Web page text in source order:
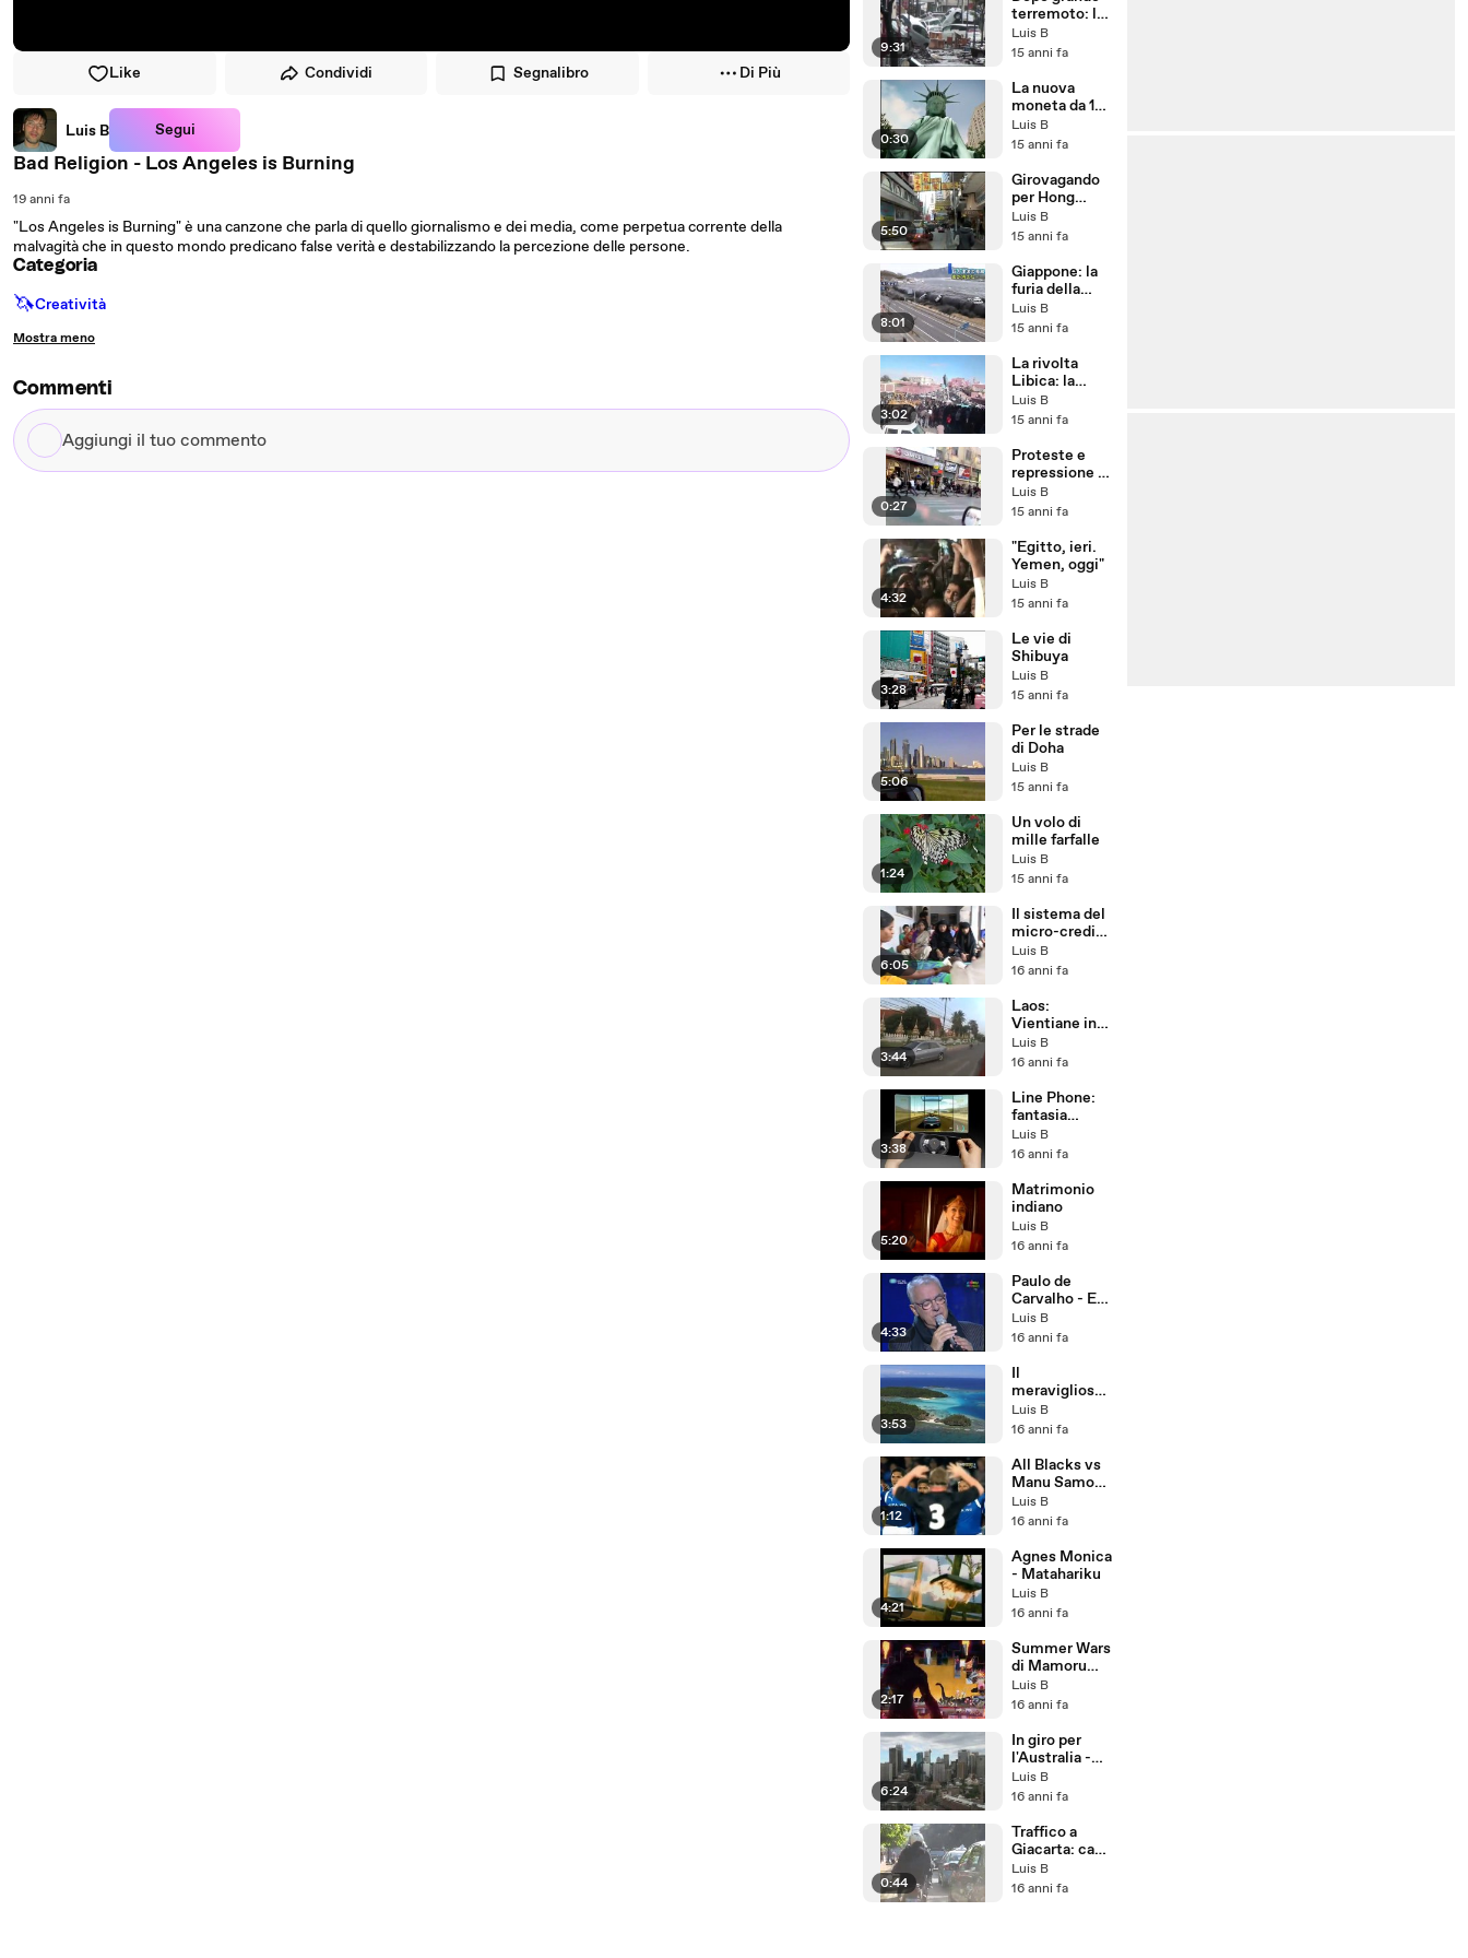
Like Condividi Segnalibro Di Più
Luis B Segui
Bad Religion - Los Angeles is Burning
19 anni fa
"Los Angeles is Burning" è una canzone che parla di quello giornalismo e dei media, come perpetua corrente della
malvagità che in questo mondo predicano false verità e destabilizzando la percezione delle persone.
Categoria
🦄Creatività
Mostra meno
Commenti
Aggiungi
il
9:31
terremoto: la
ricerca del
padre
Luis B
15 anni fa
0:30
La nuova
moneta da 1
dollaro
Luis B
15 anni fa
5:50
Girovagando
per Hong
Kong
Luis B
15 anni fa
8:01
Giappone: la
furia della
natura
Luis B
15 anni fa
3:02
La rivolta
Libica: la
caduta del
Libro Verde
Luis B
15 anni fa
0:27
Proteste e
repressione a
Teheran
Luis B
15 anni fa
4:32
"Egitto, ieri.
Yemen, oggi"
Luis B
15 anni fa
3:28
Le vie di
Shibuya
Luis B
15 anni fa
5:06
Per le strade
di Doha
Luis B
15 anni fa
1:24
Un volo di
mille farfalle
Luis B
15 anni fa
6:05
Il sistema del
micro-credito
funziona
veramente?
Luis B
16 anni fa
3:44
Laos:
Vientiane in
moto
Luis B
16 anni fa
3:38
Line Phone:
fantasia
estrema nella
progettazione
Luis B
16 anni fa
5:20
Matrimonio
indiano
Luis B
16 anni fa
4:33
Paulo de
Carvalho - E
depois Do
Adeus
Luis B
16 anni fa
3:53
Il
meraviglioso
Regno di
Tonga
Luis B
16 anni fa
1:12
All Blacks vs
Manu Samoa
(Haka)
Luis B
16 anni fa
4:21
Agnes Monica
- Matahariku
Luis B
16 anni fa
2:17
Summer Wars
di Mamoru
Hosoda
Luis B
16 anni fa
6:24
In giro per
l'Australia -
Sydney
Luis B
16 anni fa
0:44
Traffico a
Giacarta: caos
a due ruote
Luis B
16 anni fa